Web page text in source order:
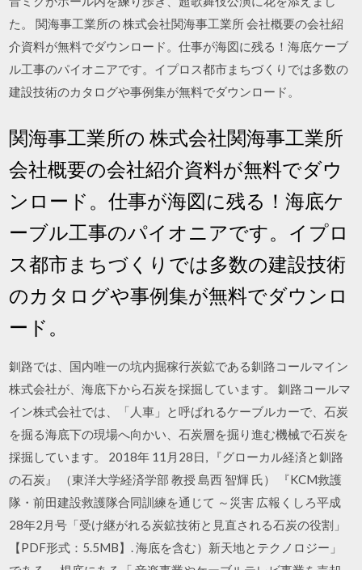
た。 関海事工業所の 株式会社関海事工業所 会社概要の会社紹
介資料が無料でダウンロード。仕事が海図に残る！海底ケーブ
ル工事のパイオニアです。イプロス都市まちづくりでは多数の
建設技術のカタログや事例集が無料でダウンロード。
関海事工業所の 株式会社関海事工業所
会社概要の会社紹介資料が無料でダウ
ンロード。仕事が海図に残る！海底ケ
ーブル工事のパイオニアです。イプロ
ス都市まちづくりでは多数の建設技術
のカタログや事例集が無料でダウンロ
ード。
釧路では、国内唯一の坑内掘稼行炭鉱である釧路コールマイン
株式会社が、海底下から石炭を採掘しています。 釧路コールマ
イン株式会社では、「人車」と呼ばれるケーブルカーで、石炭
を掘る海底下の現場へ向かい、石炭層を掘り進む機械で石炭を
採掘しています。 2018年 11月28日, 『グローカル経済と釧路
の石炭』 （東洋大学経済学部 教授 島西 智輝 氏） 『KCM救護
隊・前田建設救護隊合同訓練を通じて ～災害 広報くしろ平成
28年2月号「受け継がれる炭鉱技術と見直される石炭の役割」
【PDF形式：5.5MB】. 海底を含む）新天地とテクノロジー」